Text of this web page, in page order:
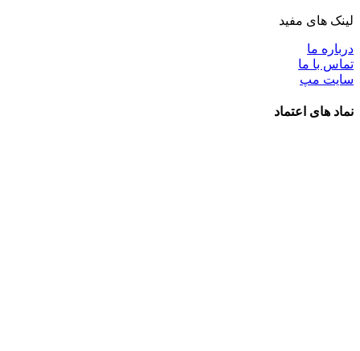
لینک های مفید
درباره ما
تماس با ما
سایت مپ
نماد های اعتماد